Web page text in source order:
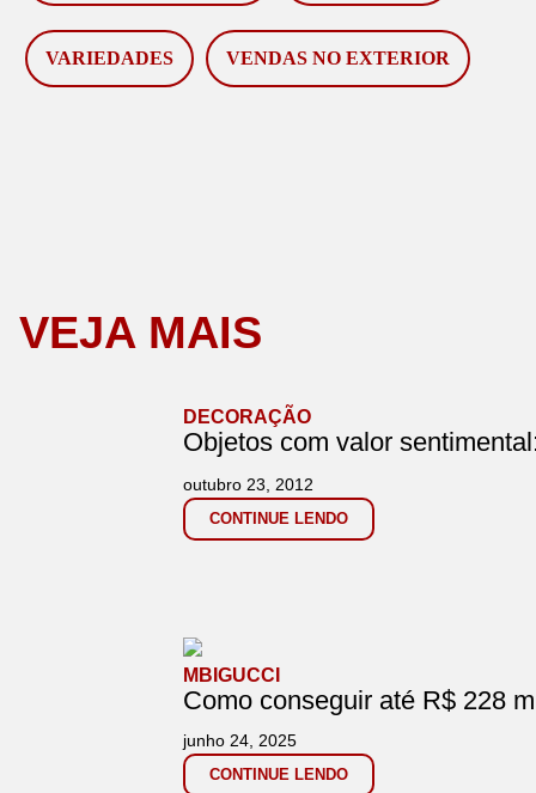
VARIEDADES VENDAS NO EXTERIOR
VEJA MAIS
DECORAÇÃO
Objetos com valor
CONTINUE LENDO
outubro 23, 2012
MBIGUCCI
Como conseguir até R$ 228
CONTINUE LENDO
junho 24, 2025